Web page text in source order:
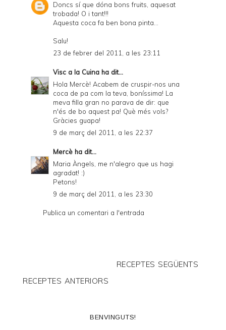
Doncs sí que dóna bons fruits, aquesat
trobada! O i tant!!!
Aquesta coca fa ben bona pinta...
Salu!
23 de febrer del 2011, a les 23:11
Visc a la Cuina ha dit...
Hola Mercè! Acabem de cruspir-nos una
coca de pa com la teva, boníssima! La
meva filla gran no parava de dir: que
n'és de bo aquest pa! Què més vols?
Gràcies guapa!
9 de març del 2011, a les 22:37
Mercè ha dit...
Maria Àngels, me n'alegro que us hagi
agradat! :)
Petons!
9 de març del 2011, a les 23:30
Publica un comentari a l'entrada
RECEPTES SEGÜENTS
RECEPTES ANTERIORS
BENVINGUTS!